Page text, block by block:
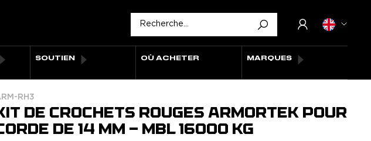
SOUTIEN OÙ ACHETER MARQUES
RH3
DE CROCHETS ROUGES ARMORTEK POUR
DE 14 MM - MBL 16000 KG